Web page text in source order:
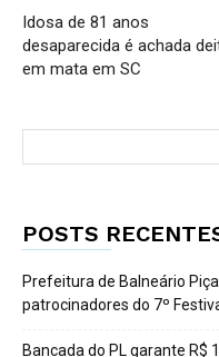
Idosa de 81 anos
desaparecida é achada
em mata em SC
POSTS
Prefeitura de Balneário
patrocinadores do 7º
Bancada do PL garante R$